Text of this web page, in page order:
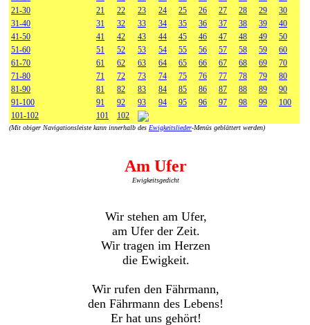
21-30
21 22 23 24 25 26 27 28 29
30
31-40
31 32 33 34 35 36 37 38 39
40
41-50
41 42 43 44 45 46 47 48 49
50
51-60
51 52 53 54 55 56 57 58 59
60
61-70
61 62 63 64 65 66 67 68 69
70
71-80
71 72 73 74 75 76 77 78 79
80
81-90
81 82 83 84 85 86 87 88 89
90
91-100
91 92 93 94 95 96 97 98 99
100
101-102
101 102
(Mit obiger Navigationsleiste kann innerhalb des Ewigkeitslieder-Menüs geblättert werden)
Am Ufer
Ewigkeitsgedicht
Wir stehen am Ufer,
am Ufer der Zeit.
Wir tragen im Herzen
die Ewigkeit.
Wir rufen den Fährmann,
den Fährmann des Lebens!
Er hat uns gehört!